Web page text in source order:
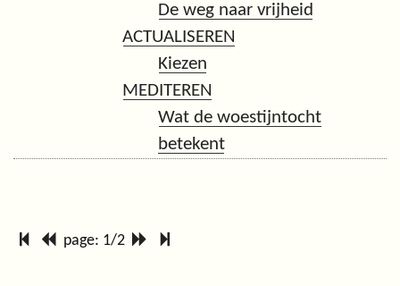
De weg naar vrijheid
ACTUALISEREN
Kiezen
MEDITEREN
Wat de woestijntocht
betekent
page: 1/2